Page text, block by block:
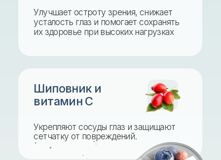
Витамин Е
Мощный антиоксидант, который
помогает сохранить чёткое зрение.